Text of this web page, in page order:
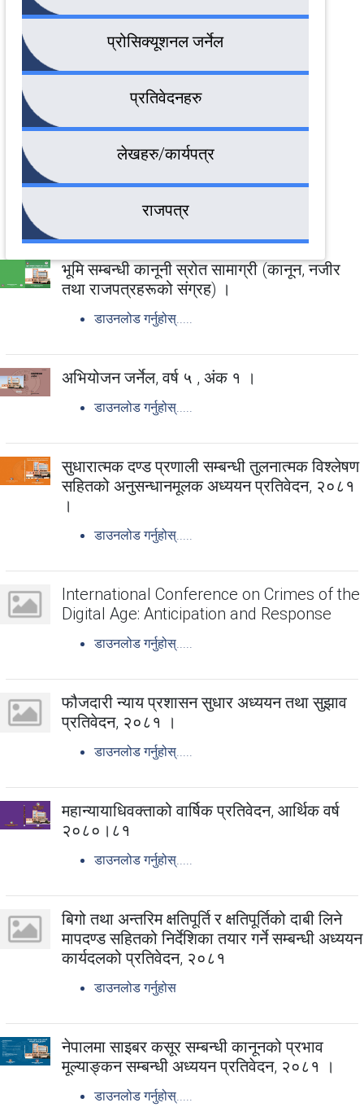
प्रोसिक्यूशनल जर्नेल
प्रतिवेदनहरु
लेखहरु/कार्यपत्र
राजपत्र
भूमि सम्बन्धी कानूनी स्रोत सामाग्री (कानून, नजीर
तथा राजपत्रहरूको संग्रह) ।
डाउनलोड गर्नुहोस्.....
अभियोजन जर्नेल, वर्ष ५ , अंक १ ।
डाउनलोड गर्नुहोस्.....
सुधारात्मक दण्ड प्रणाली सम्बन्धी तुलनात्मक विश्लेषण
सहितको अनुसन्धानमूलक अध्ययन प्रतिवेदन, २०८१
।
डाउनलोड गर्नुहोस्.....
International Conference on Crimes of the
Digital Age: Anticipation and Response
डाउनलोड गर्नुहोस्.....
फौजदारी न्याय प्रशासन सुधार अध्ययन तथा सुझाव
प्रतिवेदन, २०८१ ।
डाउनलोड गर्नुहोस्.....
महान्यायाधिवक्ताको वार्षिक प्रतिवेदन, आर्थिक वर्ष
२०८०।८१
डाउनलोड गर्नुहोस्.....
बिगो तथा अन्तरिम क्षतिपूर्ति र क्षतिपूर्तिको दाबी लिने
मापदण्ड सहितको निर्देशिका तयार गर्ने सम्बन्धी अध्ययन
कार्यदलको प्रतिवेदन, २०८१
डाउनलोड गर्नुहोस
नेपालमा साइबर कसूर सम्बन्धी कानूनको प्रभाव
मूल्याङ्कन सम्बन्धी अध्ययन प्रतिवेदन, २०८१ ।
डाउनलोड गर्नुहोस्.....